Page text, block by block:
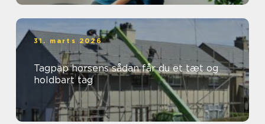
31. marts 2026
Tagpap horsens sådan får du et tæt og
holdbart tag